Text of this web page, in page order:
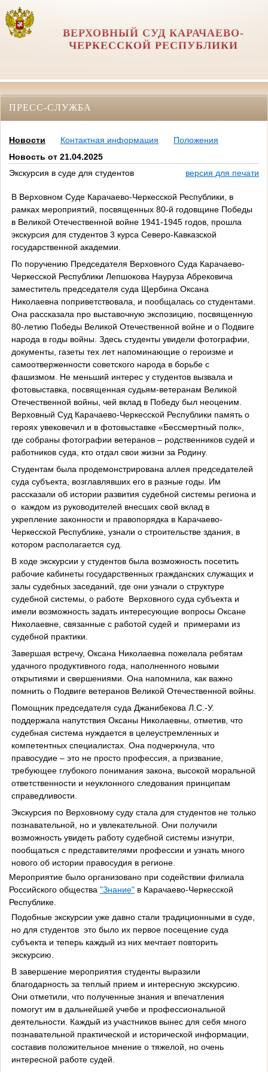
ВЕРХОВНЫЙ СУД КАРАЧАЕВО-
ЧЕРКЕССКОЙ РЕСПУБЛИКИ
ПРЕСС-СЛУЖБА
Новости Контактная информация
Положения
Новость от 21.04.2025
Экскурсия в суде для студентов
версия для печати
В Верховном Суде Карачаево-Черкесской Республики, в
рамках мероприятий, посвященных 80-й годовщине Победы
в Великой Отечественной войне 1941-1945 годов, прошла
экскурсия для студентов 3 курса Северо-Кавказской
государственной академии.
По поручению Председателя Верховного Суда Карачаево-
Черкесской Республики Лепшокова Науруза Абрековича
заместитель председателя суда Щербина Оксана
Николаевна поприветствовала, и пообщалась со студентами.
Она рассказала про выставочную экспозицию, посвященную
80-летию Победы Великой Отечественной войне и о Подвиге
народа в годы войны. Здесь студенты увидели фотографии,
документы, газеты тех лет напоминающие о героизме и
самоотверженности советского народа в борьбе с
фашизмом. Не меньший интерес у студентов вызвала и
фотовыставка, посвященная судьям-ветеранам Великой
Отечественной войны, чей вклад в Победу был неоценим.
Верховный Суд Карачаево-Черкесской Республики память о
героях увековечил и в фотовыставке «Бессмертный полк»,
где собраны фотографии ветеранов – родственников судей и
работников суда, кто отдал свои жизни за Родину.
Студентам была продемонстрирована аллея председателей
суда субъекта, возглавлявших его в разные годы. Им
рассказали об истории развития судебной системы региона и
о каждом из руководителей внесших свой вклад в
укрепление законности и правопорядка в Карачаево-
Черкесской Республике, узнали о строительстве здания, в
котором располагается суд.
В ходе экскурсии у студентов была возможность посетить
рабочие кабинеты государственных гражданских служащих и
залы судебных заседаний, где они узнали о структуре
судебной системы, о работе Верховного суда субъекта и
имели возможность задать интересующие вопросы Оксане
Николаевне, связанные с работой судей и
примерами из
судебной практики.
Завершая встречу, Оксана Николаевна пожелала ребятам
удачного продуктивного года, наполненного новыми
открытиями и свершениями. Она напомнила, как важно
помнить о Подвиге ветеранов Великой Отечественной войны.
Помощник председателя суда Джанибекова Л.С.-У.
поддержала напутствия Оксаны Николаевны, отметив, что
судебная система нуждается в целеустремленных и
компетентных специалистах. Она подчеркнула, что
правосудие – это не просто профессия, а призвание,
требующее глубокого понимания закона, высокой моральной
ответственности и неуклонного следования принципам
справедливости.
Экскурсия по Верховному суду стала для студентов не только
познавательной, но и увлекательной. Они получили
возможность увидеть работу судебной системы изнутри,
пообщаться с представителями профессии и узнать много
нового об истории правосудия в регионе.
Мероприятие было организовано при содействии филиала
Российского общества "Знание" в Карачаево-Черкесской
Республике.
Подобные экскурсии уже давно стали традиционными в суде,
но для студентов это было их первое посещение суда
субъекта и теперь каждый из них мечтает повторить
экскурсию.
В завершение мероприятия студенты выразили
благодарность за теплый прием и интересную экскурсию.
Они отметили, что полученные знания и впечатления
помогут им в дальнейшей учебе и профессиональной
деятельности. Каждый из участников вынес для себя много
познавательной практической и исторической информации,
составив положительное мнение о тяжелой, но очень
интересной работе судей.